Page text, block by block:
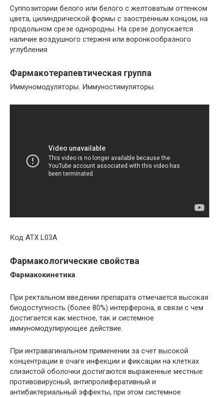
Суппозитории белого или белого с желтоватым оттенком
цвета, цилиндрической формы с заостренным концом, на
продольном срезе однородны. На срезе допускается
наличие воздушного стержня или воронкообразного
углубления
Фармакотерапевтическая группа
Иммуномодуляторы. Иммуностимуляторы.
Код АТХ L03A
Фармакологические свойства
Фармакокинетика
При ректальном введении препарата отмечается высокая
биодоступность (более 80%) интерферона, в связи с чем
достигается как местное, так и системное
иммуномодулирующее действие.
При интравагинальном применении за счет высокой
концентрации в очаге инфекции и фиксации на клетках
слизистой оболочки достигаются выраженные местные
противовирусный, антипролиферативный и
антибактериальный эффекты, при этом системное